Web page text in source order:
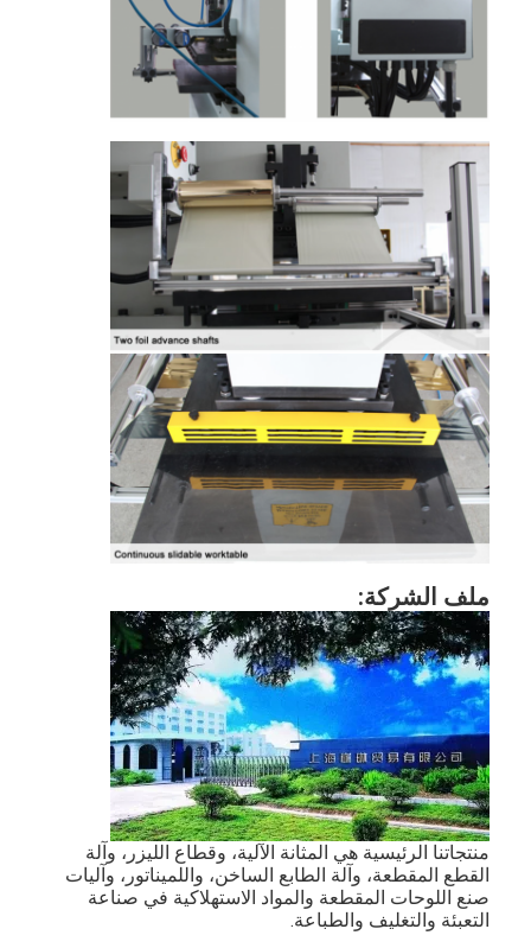
يموت قطع المعدات
آلة السيارات بندر
صناعيّ يرقّق آلة
كتاب يجعل آلة
آليّ تعليب آلة
آلة الطباعة التلقائية
وظيفة الصحافة المعدات
قبل معدات الصحافة
مستهلكات أخرى
آلة الوسم الليزر
آلة تشكيل كيس ورق
آلة التغليف التلقائية
ملف الشركة:
منتجاتنا الرئيسية هي المثانة الآلية، وقطاع الليزر، وآلة
القطع المقطعة، وآلة الطابع الساخن، واللميناتور، وآليات
صنع اللوحات المقطعة والمواد الاستهلاكية في صناعة
التعبئة والتغليف والطباعة.